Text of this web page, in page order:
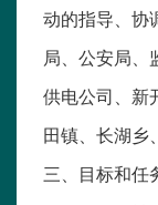
动的指导、协
局、公安局、
供电公司、新
田镇、长湖乡
三、目标和任